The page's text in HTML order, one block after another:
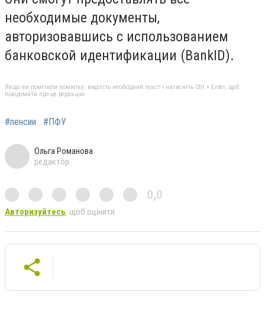
необходимые документы,
авторизовавшись с использованием
банковской идентификации (BankID).
Якщо ви помітили помилку, виділіть необхідний текст і натисніть Ctrl + Enter, щоб
повідомити про це редакцію
#пенсии #ПФУ
Ольга Романова
редактор
0,0
Авторизуйтесь, щоб оцінити